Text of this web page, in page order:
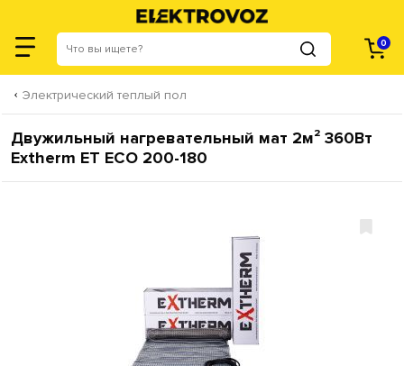
0
Электрический теплый пол
Двужильный нагревательный мат 2м² 360Вт
Extherm ET ECO 200-180